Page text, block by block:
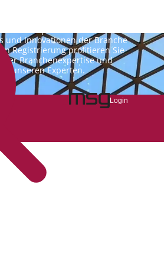
Login
der Zukunft
und Innovationen der Branche
Registrierung profitieren Sie
Branchenexpertise und
unseren Experten.